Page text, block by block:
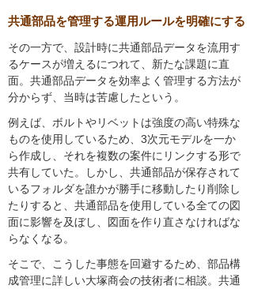
共通部品を管理する運用ルールを明確にする
その一方で、設計時に共通部品データを流用す
るケースが増えるにつれて、新たな課題に直
面。共通部品データを効率よく管理する方法が
分からず、当時は苦慮したという。
例えば、ボルトやリベットは強度の高い特殊な
ものを使用しているため、3次元モデルを一か
ら作成し、それを複数の案件にリンクする形で
共有していた。しかし、共通部品が保存されて
いるフォルダを誰かが勝手に移動したり削除し
たりすると、共通部品を使用している全ての図
面に影響を及ぼし、図面を作り直さなければな
らなくなる。
そこで、こうした事態を回避するため、部品構
成管理に詳しい大塚商会の技術者に相談。共通